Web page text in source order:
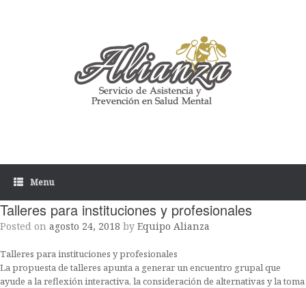
Menu
Talleres para instituciones y profesionales
Posted on agosto 24, 2018 by Equipo Alianza
Talleres para instituciones y profesionales
La propuesta de talleres apunta a generar un encuentro grupal que
ayude a la reflexión interactiva, la consideración de alternativas y la toma